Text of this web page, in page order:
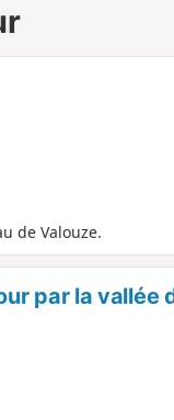
de Valouze.
par la vallée